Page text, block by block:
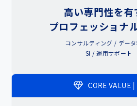
食品・飲料品
提携サービス一覧
高い専門性を有
プロフェッショナ
コンサルティング / デー
SI / 運用サポート
CORE VALUE |